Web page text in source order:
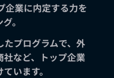
業に内定する力を
。
たプログラムで、外
など、トップ企業
います。